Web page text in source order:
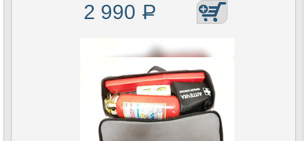
2 990 Р